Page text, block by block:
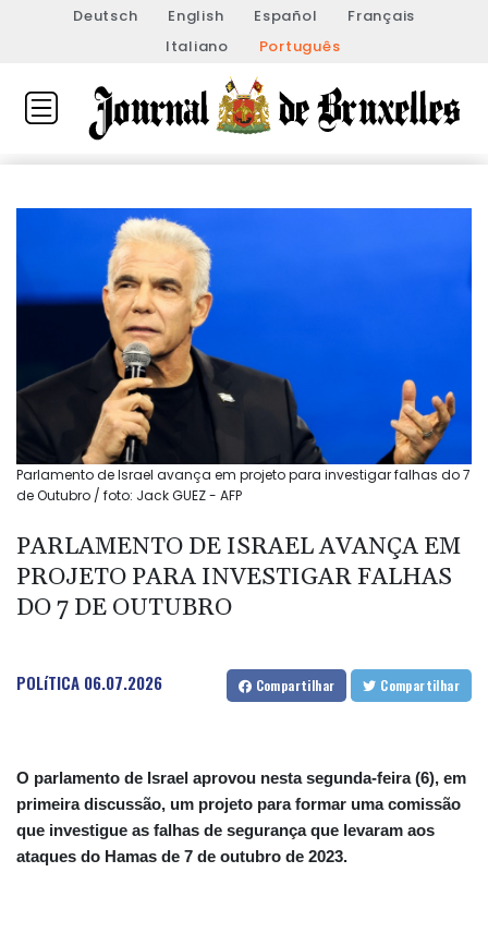
Deutsch English Español
Français
Italiano
Português
Parlamento de Israel avança em projeto para investigar falhas do 7
de Outubro / foto: Jack GUEZ - AFP
PARLAMENTO DE ISRAEL AVANÇA EM
PROJETO PARA INVESTIGAR FALHAS
DO 7 DE OUTUBRO
POLíTICA 06.07.2026 Compartilhar Compartilhar
O parlamento de Israel aprovou nesta segunda-feira (6), em
primeira discussão, um projeto para formar uma comissão
que investigue as falhas de segurança que levaram aos
ataques do Hamas de 7 de outubro de 2023.